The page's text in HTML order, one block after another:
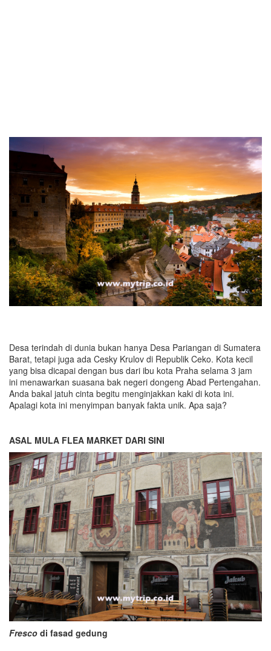
Desa terindah di dunia bukan hanya Desa Pariangan di Sumatera
Barat, tetapi juga ada Cesky Krulov di Republik Ceko. Kota kecil
yang bisa dicapai dengan bus dari ibu kota Praha selama 3 jam
ini menawarkan suasana bak negeri dongeng Abad Pertengahan.
Anda bakal jatuh cinta begitu menginjakkan kaki di kota ini.
Apalagi kota ini menyimpan banyak fakta unik. Apa saja?
ASAL MULA FLEA MARKET DARI SINI
Fresco di fasad gedung